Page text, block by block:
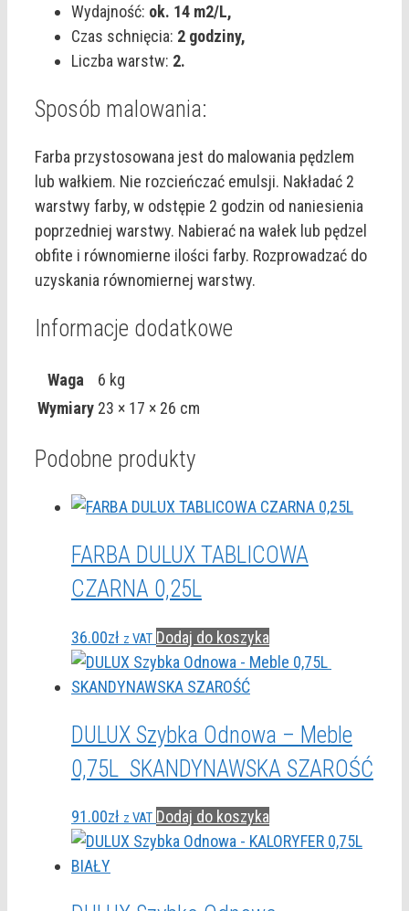
Wydajność: ok. 14 m2/L,
Czas schnięcia: 2 godziny,
Liczba warstw: 2.
Sposób malowania:
Farba przystosowana jest do malowania pędzlem
lub wałkiem. Nie rozcieńczać emulsji. Nakładać 2
warstwy farby, w odstępie 2 godzin od naniesienia
poprzedniej warstwy. Nabierać na wałek lub pędzel
obfite i równomierne ilości farby. Rozprowadzać do
uzyskania równomiernej warstwy.
Informacje dodatkowe
Waga
6 kg
Wymiary 23 × 17 × 26 cm
Podobne produkty
FARBA DULUX TABLICOWA
CZARNA 0,25L
36.00zł z VAT Dodaj do koszyka
DULUX Szybka Odnowa – Meble
0,75L SKANDYNAWSKA SZAROŚĆ
91.00zł z VAT Dodaj do koszyka